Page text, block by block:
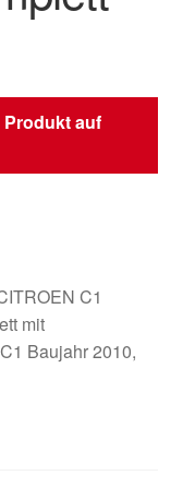
auf
C1
mit
Baujahr 2010,